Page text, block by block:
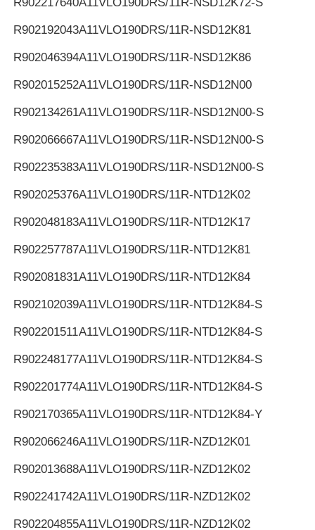
R902192043A11VLO190DRS/11R-NSD12K81
R902046394A11VLO190DRS/11R-NSD12K86
R902015252A11VLO190DRS/11R-NSD12N00
R902134261A11VLO190DRS/11R-NSD12N00-S
R902066667A11VLO190DRS/11R-NSD12N00-S
R902235383A11VLO190DRS/11R-NSD12N00-S
R902025376A11VLO190DRS/11R-NTD12K02
R902048183A11VLO190DRS/11R-NTD12K17
R902257787A11VLO190DRS/11R-NTD12K81
R902081831A11VLO190DRS/11R-NTD12K84
R902102039A11VLO190DRS/11R-NTD12K84-S
R902201511A11VLO190DRS/11R-NTD12K84-S
R902248177A11VLO190DRS/11R-NTD12K84-S
R902201774A11VLO190DRS/11R-NTD12K84-S
R902170365A11VLO190DRS/11R-NTD12K84-Y
R902066246A11VLO190DRS/11R-NZD12K01
R902013688A11VLO190DRS/11R-NZD12K02
R902241742A11VLO190DRS/11R-NZD12K02
R902204855A11VLO190DRS/11R-NZD12K02